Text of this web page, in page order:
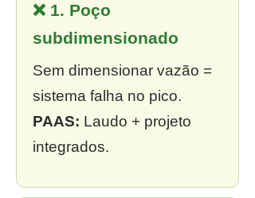
❌ 1. Poço
subdimensionado
Sem dimensionar vazão =
sistema falha no pico.
PAAS: Laudo + projeto
integrados.